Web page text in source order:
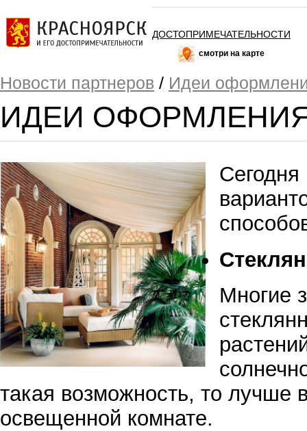
ДОСТОПРИМЕЧАТЕЛЬНОСТИ
смотри на карте
Новости партнеров / Идеи
ИДЕИ
Сегодня
Многие
такая возможность, то лучше
освещенной комнате.